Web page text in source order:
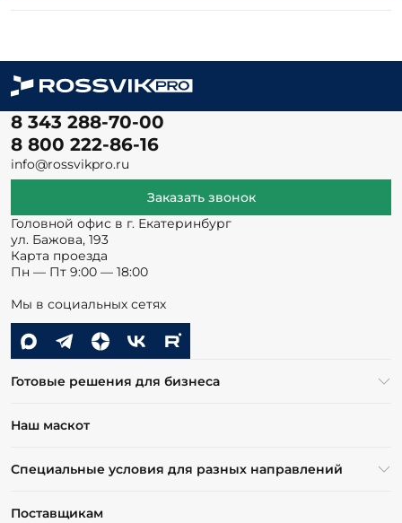
8 343 288-70-00
8 800 222-86-16
info@rossvikpro.ru
Заказать звонок
Головной офис в г. Екатеринбург
ул. Бажова, 193
Карта проезда
Пн — Пт 9:00 — 18:00
Мы в социальных сетях
Готовые решения для бизнеса
Наш маскот
Специальные условия для разных направлений
Поставщикам